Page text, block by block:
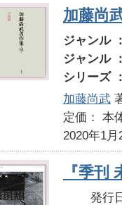
加藤尚
ジャンル
ジャンル
シリーズ
加藤尚武
定価：
2020年1月
『季刊
発行日